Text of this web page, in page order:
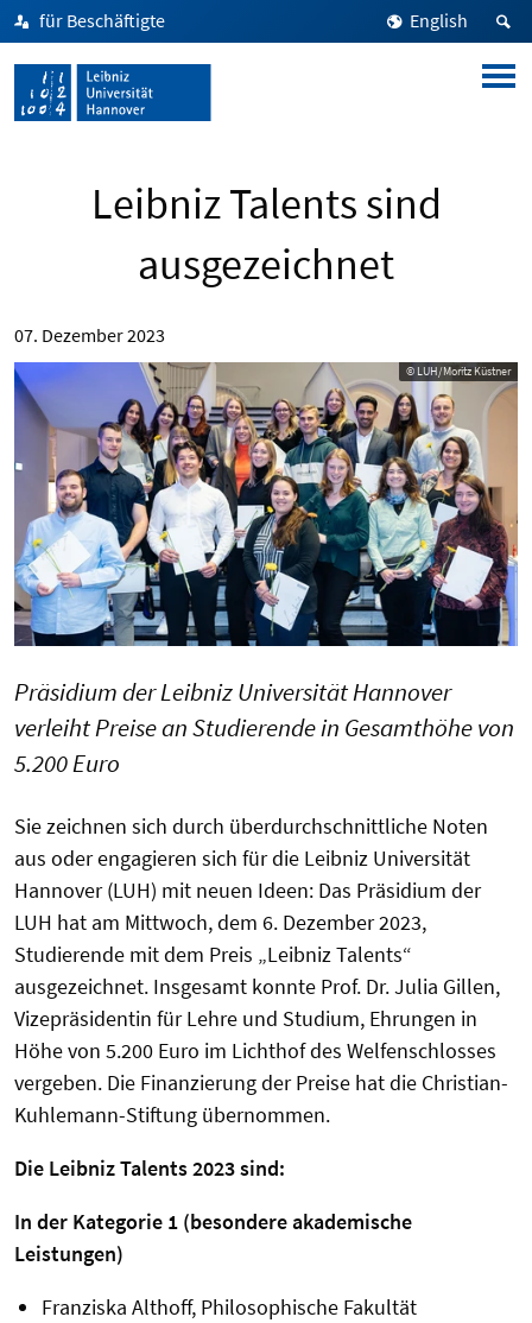
für Beschäftigte English
Leibniz Talents sind
ausgezeichnet
07. Dezember 2023
© LUH/Moritz Küstner
Präsidium der Leibniz Universität Hannover
verleiht Preise an Studierende in Gesamthöhe von
5.200 Euro
Sie zeichnen sich durch überdurchschnittliche Noten
aus oder engagieren sich für die Leibniz Universität
Hannover (LUH) mit neuen Ideen: Das Präsidium der
LUH hat am Mittwoch, dem 6. Dezember 2023,
Studierende mit dem Preis „Leibniz Talents“
ausgezeichnet. Insgesamt konnte Prof. Dr. Julia Gillen,
Vizepräsidentin für Lehre und Studium, Ehrungen in
Höhe von 5.200 Euro im Lichthof des Welfenschlosses
vergeben. Die Finanzierung der Preise hat die Christian-
Kuhlemann-Stiftung übernommen.
Die Leibniz Talents 2023 sind:
In der Kategorie 1 (besondere akademische
Leistungen)
Franziska Althoff, Philosophische Fakultät